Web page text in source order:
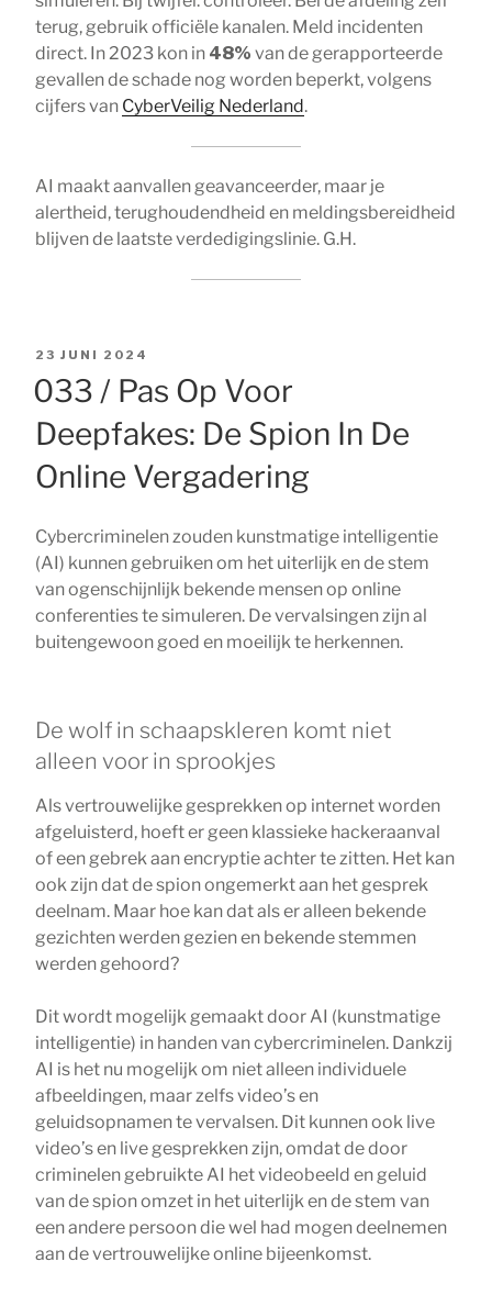
terug, gebruik officiële kanalen. Meld incidenten
direct. In 2023 kon in 48% van de gerapporteerde
gevallen de schade nog worden beperkt, volgens
cijfers van CyberVeilig Nederland.
AI maakt aanvallen geavanceerder, maar je
alertheid, terughoudendheid en meldingsbereidheid
blijven de laatste verdedigingslinie. G.H.
GEPLAATST
OP
23 JUNI 2024
033 / Pas Op Voor
Deepfakes: De Spion In De
Online Vergadering
Cybercriminelen zouden kunstmatige intelligentie
(AI) kunnen gebruiken om het uiterlijk en de stem
van ogenschijnlijk bekende mensen op online
conferenties te simuleren. De vervalsingen zijn al
buitengewoon goed en moeilijk te herkennen.
De wolf in schaapskleren komt niet
alleen voor in sprookjes
Als vertrouwelijke gesprekken op internet worden
afgeluisterd, hoeft er geen klassieke hackeraanval
of een gebrek aan encryptie achter te zitten. Het kan
ook zijn dat de spion ongemerkt aan het gesprek
deelnam. Maar hoe kan dat als er alleen bekende
gezichten werden gezien en bekende stemmen
werden gehoord?
Dit wordt mogelijk gemaakt door AI (kunstmatige
intelligentie) in handen van cybercriminelen. Dankzij
AI is het nu mogelijk om niet alleen individuele
afbeeldingen, maar zelfs video’s en
geluidsopnamen te vervalsen. Dit kunnen ook live
video’s en live gesprekken zijn, omdat de door
criminelen gebruikte AI het videobeeld en geluid
van de spion omzet in het uiterlijk en de stem van
een andere persoon die wel had mogen deelnemen
aan de vertrouwelijke online bijeenkomst.